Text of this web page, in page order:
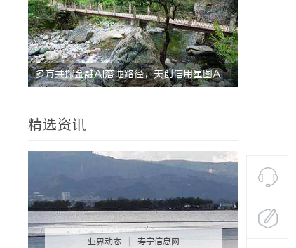
多方共探金融AI落地路径，天创信用星图AI
精选资讯
业界动态 寿宁信息网